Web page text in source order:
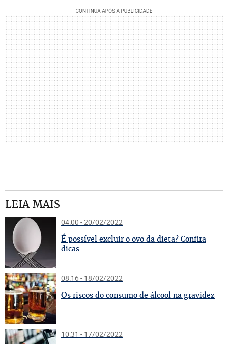
LEIA MAIS
04:00 - 20/02/2022
É possível excluir o ovo da dieta? Confira
dicas
08:16 - 18/02/2022
Os riscos do consumo de álcool na gravidez
10:31 - 17/02/2022